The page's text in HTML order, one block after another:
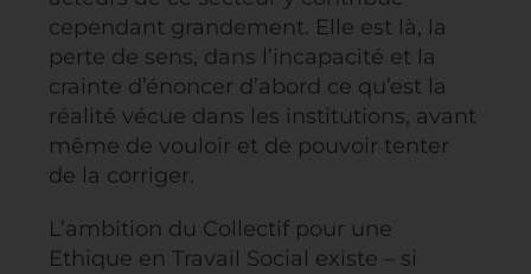
cependant grandement. Elle est là, la
perte de sens, dans l’incapacité et la
crainte d’énoncer d’abord ce qu’est la
réalité vécue dans les institutions, avant
même de vouloir et de pouvoir tenter
de la corriger.
L’ambition du Collectif pour une
Ethique en Travail Social existe – si